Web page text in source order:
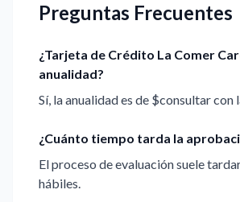
Preguntas Frecuentes
¿Tarjeta de Crédito La Comer
anualidad?
Sí, la anualidad es de $consultar con
¿Cuánto tiempo tarda la
El proceso de evaluación suele
hábiles.